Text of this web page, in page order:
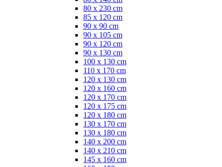
80 x 230 cm
85 x 120 cm
90 x 90 cm
90 x 105 cm
90 x 120 cm
90 x 130 cm
100 x 130 cm
110 x 170 cm
120 x 130 cm
120 x 160 cm
120 x 170 cm
120 x 175 cm
120 x 180 cm
130 x 170 cm
130 x 180 cm
140 x 200 cm
140 x 210 cm
145 x 160 cm